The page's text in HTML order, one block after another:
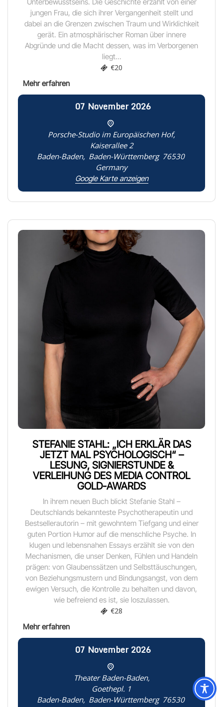
jungen Frau, die sich ihrer Vergangenheit stellt und
dabei an die Grenzen zwischen Traum und Wirklichkeit
gerät. Ein atmosphärischer Roman über innere
Abgründe und die Macht dessen, was im Verborgenen
liegt...
€20
07 November 2026
Porsche-Studio im Europäischen Hof,
Kaiserallee 2
Baden-Baden, Baden-Württemberg 76530
Germany
Google Karte anzeigen
STEFANIE STAHL: „ICH ERKLÄR DAS
JETZT MAL PSYCHOLOGISCH“ –
LESUNG, SIGNIERSTUNDE &
VERLEIHUNG DES MEDIA CONTROL
GOLD-AWARDS
In ihrem neuen Buch blickt Stefanie Stahl –
Deutschlands bekannteste Psychotherapeutin und
Bestsellerautorin – mit gewohntem Tiefgang und einer
guten Portion Humor auf die menschliche Psyche. In
klugen und lebensnahen Essays erzählt sie von den
Mechanismen, die unser Denken, Fühlen und Handeln
prägen: von Glaubenssätzen und Selbsttäuschungen,
von Beziehungsmustern und Bindungsangst, von dem
ewigen Versuch, die Kontrolle zu behalten und davon,
wie befreiend es ist, sie loszulassen.
€28
07 November 2026
Theater Baden-Baden,
Goethepl. 1
Baden-Baden, Baden-Württemberg 76530